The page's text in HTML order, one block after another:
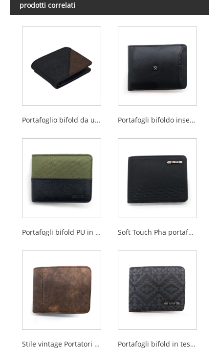
prodotti correlati
Portafoglio bifold da uomo in PU Portafogli bifoldo inseriti per titoli di carta rimovibili per uomini
Portafogli bifold PU in poliestere per uomini Soft Touch Pha portafogli bifold per uomini
Stile vintage Portatori Bifold PU per uomini Portafogli bifold in tessuto in poliestere stampato motivi per uomini